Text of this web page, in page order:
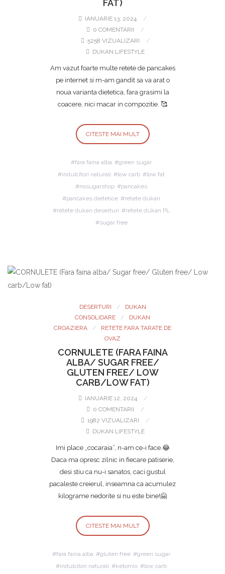
FAT)
IANUARIE 13, 2024
0 COMENTARII
5258 VIZUALIZARI
DUKAN LIFESTYLE
Am vazut foarte multe retete de pancakes
pe internet si m-am gandit sa va arat o
noua varianta dietetica, fara grasimi la
coacere, nici macar in compozitie. 🥰
CITESTE MAI MULT
fara faina alba
green sugar
indulcitori naturali
low carb
low fat
nosugarshop
pancakes
pancakes dietetice
retete dukan
retete dukan deserturi
retete dukan PL
sugar free
DESERTURI
DUKAN
CONSOLIDARE
DUKAN
CROAZIERA
RETETE FARA TARATE DE
OVAZ
CORNULETE (FARA FAINA
ALBA/ SUGAR FREE/
GLUTEN FREE/ LOW
CARB/LOW FAT)
IANUARIE 12, 2024
0 COMENTARII
1982 VIZUALIZARI
DUKAN LIFESTYLE
Imi place „cocaraia”, n-am ce-i face.😂
Daca ma opresc zilnic in fiecare patiserie,
desi stiu ca nu-i sanatos, caci gustul
pacaleste creierul, inseamna ca acumulez
kilograme nedorite si nu este bine!🤗
CITESTE MAI MULT
fara faina alba gluten free
green sugar
indulcitori naturali
ketomix
low carb